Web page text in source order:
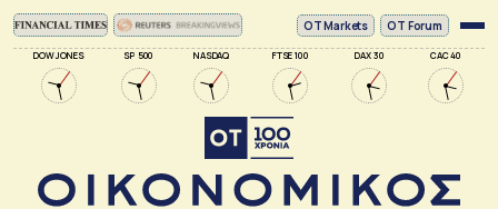
DOW JONES SP 500 NASDAQ FTSE 100 DAX 30 CAC 40
ΟΤ Markets OT Forum